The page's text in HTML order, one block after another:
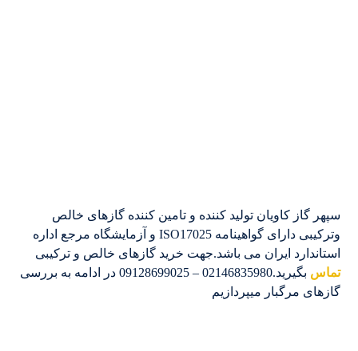
سپهر گاز کاویان تولید کننده و تامین کننده گازهای خالص
وترکیبی دارای گواهینامه ISO17025 و آزمایشگاه مرجع اداره
استاندارد ایران می باشد.جهت خرید گازهای خالص و ترکیبی
تماس
بگیرید.02146835980 – 09128699025 در ادامه به بررسی
گازهای مرگبار میپردازیم